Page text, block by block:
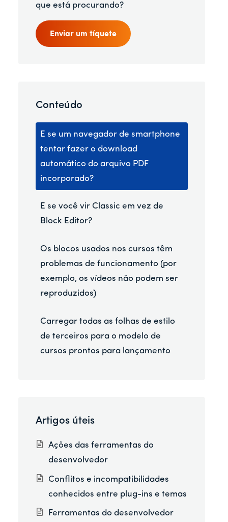
que está procurando?
Enviar um tíquete
Conteúdo
E se um navegador de smartphone
tentar fazer o download
automático do arquivo PDF
incorporado?
E se você vir Classic em vez de
Block Editor?
Os blocos usados nos cursos têm
problemas de funcionamento (por
exemplo, os vídeos não podem ser
reproduzidos)
Carregar todas as folhas de estilo
de terceiros para o modelo de
cursos prontos para lançamento
Artigos úteis
Ações das ferramentas do
desenvolvedor
Conflitos e incompatibilidades
conhecidos entre plug-ins e temas
Ferramentas do desenvolvedor